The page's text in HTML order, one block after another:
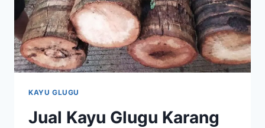
KAYU GLUGU
Jual Kayu Glugu Karang